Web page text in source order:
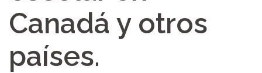
Canadá y otros
países.